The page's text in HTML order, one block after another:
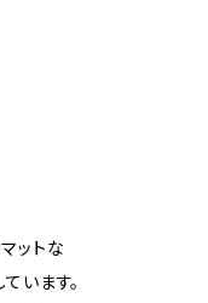
ットな
います。